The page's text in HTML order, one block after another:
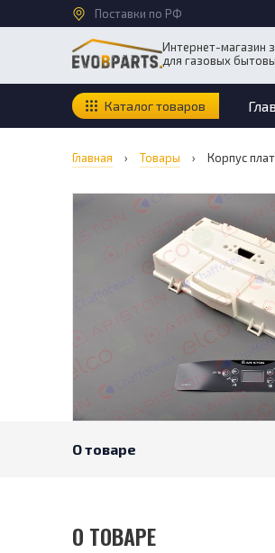
Поставки по РФ
Интернет-магазин
для газовых
Каталог товаров
Главная › Товары › Корпус
О товаре
О ТОВАРЕ